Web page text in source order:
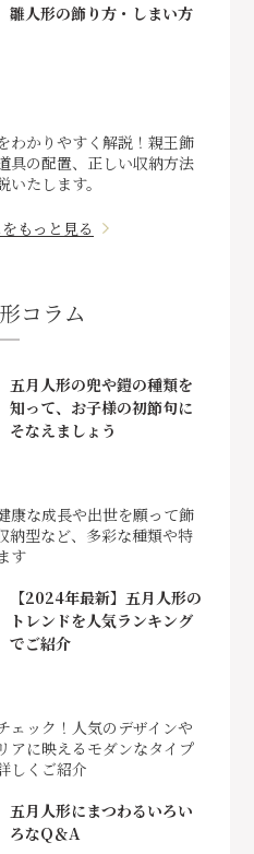
雛人形の飾り方・しまい方
わかりやすく解説！親王飾
具の配置、正しい収納方法
たします。
もっと見る
コラム
五月人形の兜や鎧の種類を
知って、お子様の初節句に
そなえましょう
康な成長や出世を願って飾
納型など、多彩な種類や特
す
【2024年最新】五月人形の
トレンドを人気ランキング
でご紹介
ェック！人気のデザインや
アに映えるモダンなタイプ
しくご紹介
五月人形にまつわるいろい
ろなQ＆A